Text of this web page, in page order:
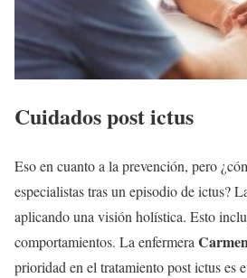
Cuidados post ictus
Eso en cuanto a la prevención, pero
especialistas tras un episodio de ictus?
aplicando una visión holística. Esto
comportamientos. La enfermera
prioridad en el tratamiento post ictus es